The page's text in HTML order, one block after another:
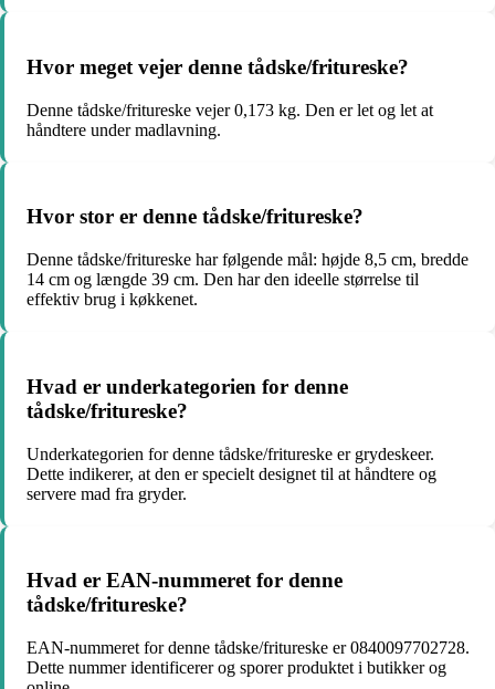
Hvor meget vejer denne tådske/fritureske?
Denne tådske/fritureske vejer 0,173 kg. Den er let og let at
håndtere under madlavning.
Hvor stor er denne tådske/fritureske?
Denne tådske/fritureske har følgende mål: højde 8,5 cm, bredde
14 cm og længde 39 cm. Den har den ideelle størrelse til
effektiv brug i køkkenet.
Hvad er underkategorien for denne
tådske/fritureske?
Underkategorien for denne tådske/fritureske er grydeskeer.
Dette indikerer, at den er specielt designet til at håndtere og
servere mad fra gryder.
Hvad er EAN-nummeret for denne
tådske/fritureske?
EAN-nummeret for denne tådske/fritureske er 0840097702728.
Dette nummer identificerer og sporer produktet i butikker og